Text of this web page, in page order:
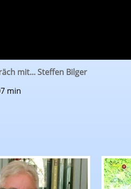
mit... Steffen Bilger
min
mit...: Manuel